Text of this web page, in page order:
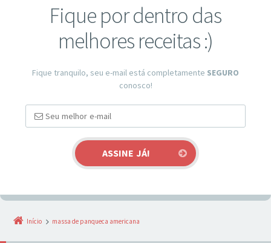
Fique por dentro das
melhores receitas :)
Fique tranquilo, seu e-mail está completamente SEGURO
conosco!
Início massa de panqueca americana